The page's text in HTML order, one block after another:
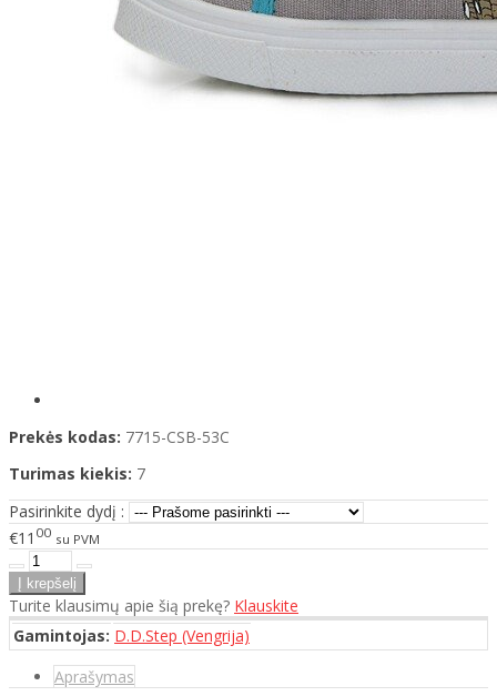
Prekės kodas: 7715-CSB-53C
Turimas kiekis: 7
Pasirinkite dydį :
€11 00 su PVM
Turite klausimų apie šią prekę? Klauskite
Gamintojas: D.D.Step (Vengrija)
Aprašymas